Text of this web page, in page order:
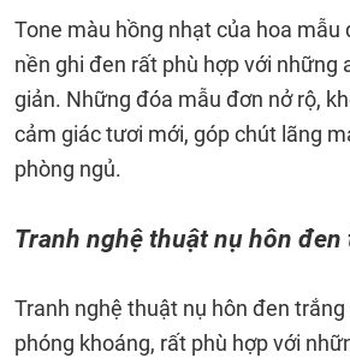
Tone màu hồng nhạt của hoa mẫu
nền ghi đen rất phù hợp với những
giản. Những đóa mẫu đơn nở rộ,
cảm giác tươi mới, góp chút lãng
phòng ngủ.
Tranh nghệ thuật nụ hôn đen
Tranh nghệ thuật nụ hôn đen
phóng khoáng, rất phù hợp với